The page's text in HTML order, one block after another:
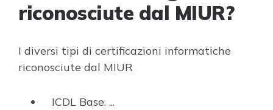
riconosciute dal MIUR?
I diversi tipi di certificazioni informatiche
riconosciute dal MIUR
ICDL Base. ...